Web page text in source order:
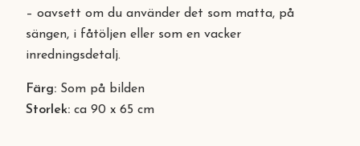
– oavsett om du använder det som matta, på
sängen, i fåtöljen eller som en vacker
inredningsdetalj.
Färg: Som på bilden
Storlek: ca 90 x 65 cm